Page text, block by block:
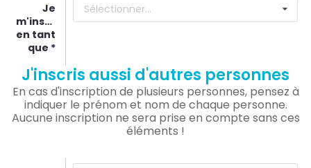
Je
m'inscris
en tant
que
Sélectionner...
J'inscris aussi d'autres personnes
En cas d'inscription de plusieurs personnes, pensez à
indiquer le prénom et nom de chaque personne.
Aucune inscription ne sera prise en compte sans ces
éléments !